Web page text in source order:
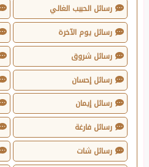
رسائل الحبيب الغالي
رسائل يوم الآخرة
رسائل شروق
رسائل إحسان
رسائل إيمان
رسائل فارغة
رسائل شات